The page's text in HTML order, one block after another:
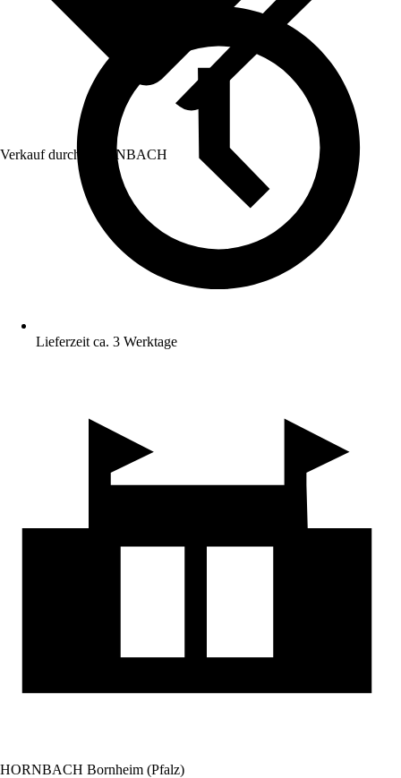
Verkauf durch: HORNBACH
Lieferzeit ca. 3 Werktage
HORNBACH Bornheim (Pfalz)